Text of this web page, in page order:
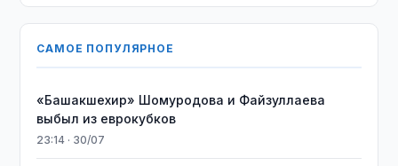
САМОЕ ПОПУЛЯРНОЕ
«Башакшехир» Шомуродова и Файзуллаева
выбыл из еврокубков
23:14 · 30/07